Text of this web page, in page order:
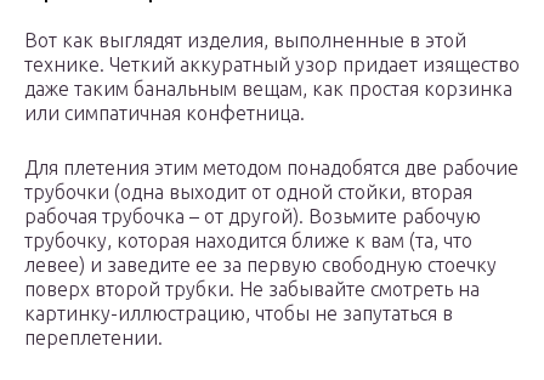
Вот как выглядят изделия, выполненные в этой
технике. Четкий аккуратный узор придает изящество
даже таким банальным вещам, как простая корзинка
или симпатичная конфетница.
Для плетения этим методом понадобятся две рабочие
трубочки (одна выходит от одной стойки, вторая
рабочая трубочка – от другой). Возьмите рабочую
трубочку, которая находится ближе к вам (та, что
левее) и заведите ее за первую свободную стоечку
поверх второй трубки. Не забывайте смотреть на
картинку-иллюстрацию, чтобы не запутаться в
переплетении.